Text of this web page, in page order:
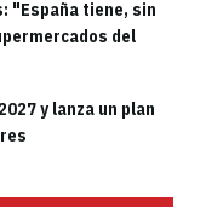
"España tiene, sin
del
y lanza un plan